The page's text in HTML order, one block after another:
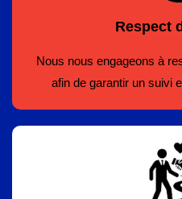
Respect
Nous nous engageons à
afin de garantir un suivi